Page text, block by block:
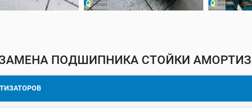
ПОДШИПНИКА СТОЙКИ